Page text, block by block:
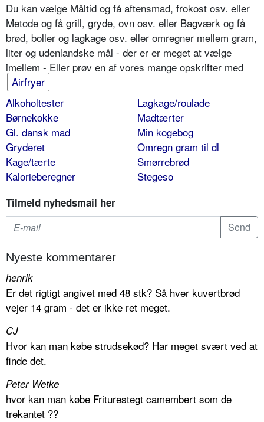
Du kan vælge Måltid og få aftensmad, frokost osv. eller
Metode og få grill, gryde, ovn osv. eller Bagværk og få
brød, boller og lagkage osv. eller omregner mellem gram,
liter og udenlandske mål - der er er meget at vælge
imellem - Eller prøv en af vores mange opskrifter med
Airfryer
Alkoholtester
Børnekokke
Gl. dansk mad
Gryderet
Kage/tærte
Kalorieberegner
Lagkage/roulade
Madtærter
Min kogebog
Omregn gram til dl
Smørrebrød
Stegeso
Tilmeld nyhedsmail her
Nyeste kommentarer
henrik
Er det rigtigt angivet med 48 stk? Så hver kuvertbrød
vejer 14 gram - det er ikke ret meget.
CJ
Hvor kan man købe strudsekød? Har meget svært ved at
finde det.
Peter Wetke
hvor kan man købe Friturestegt camembert som de
trekantet ??